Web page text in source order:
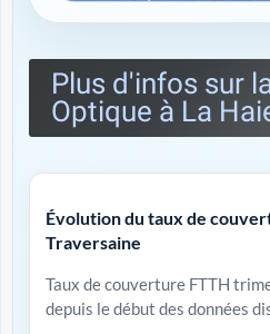
Plus d'infos sur
Optique à La
Évolution du taux de
Traversaine
Taux de couverture FTTH
depuis le début des données